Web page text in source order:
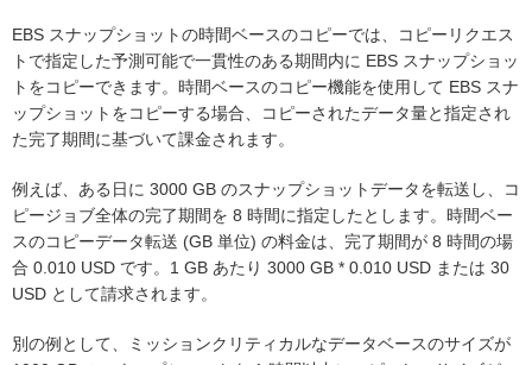
EBS スナップショットの時間ベースのコピーでは、コピーリクエス
トで指定した予測可能で一貫性のある期間内に EBS スナップショッ
トをコピーできます。時間ベースのコピー機能を使用して EBS スナ
ップショットをコピーする場合、コピーされたデータ量と指定され
た完了期間に基づいて課金されます。
例えば、ある日に 3000 GB のスナップショットデータを転送し、コ
ピージョブ全体の完了期間を 8 時間に指定したとします。時間ベー
スのコピーデータ転送 (GB 単位) の料金は、完了期間が 8 時間の場
合 0.010 USD です。1 GB あたり 3000 GB * 0.010 USD または 30
USD として請求されます。
別の例として、ミッションクリティカルなデータベースのサイズが